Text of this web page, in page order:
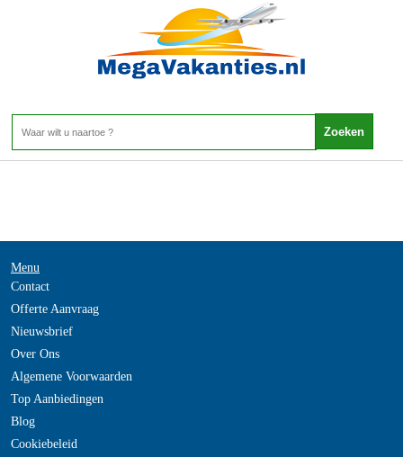
Home>
Menu
Contact
Offerte Aanvraag
Nieuwsbrief
Over Ons
Algemene Voorwaarden
Top Aanbiedingen
Blog
Cookiebeleid